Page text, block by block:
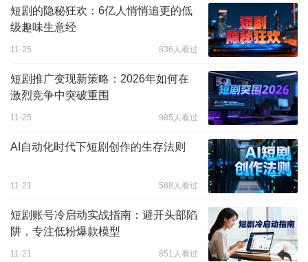
短剧的隐秘狂欢：6亿人悄悄追更的低
级趣味生意经
11-25 836人看过
短剧推广变现新策略：2026年如何在
激烈竞争中突破重围
11-25 985人看过
AI自动化时代下短剧创作的生存法则
11-21 588人看过
短剧账号冷启动实战指南：避开头部陷
阱，专注低粉爆款模型
11-21 851人看过